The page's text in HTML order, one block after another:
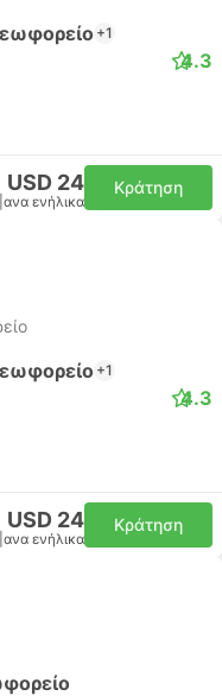
+1
4.3
USD 24
ανα ενήλικα
Κράτηση
+1
4.3
USD 24
ανα ενήλικα
Κράτηση